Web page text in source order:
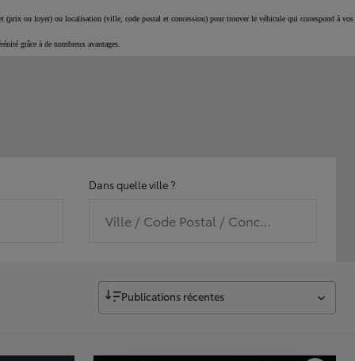
(prix ou loyer) ou localisation (ville, code postal et concession) pour trouver le véhicule qui correspond à vos
grâce à de nombreux avantages.
Dans quelle ville ?
Ville / Code Postal / Concession
Publications récentes